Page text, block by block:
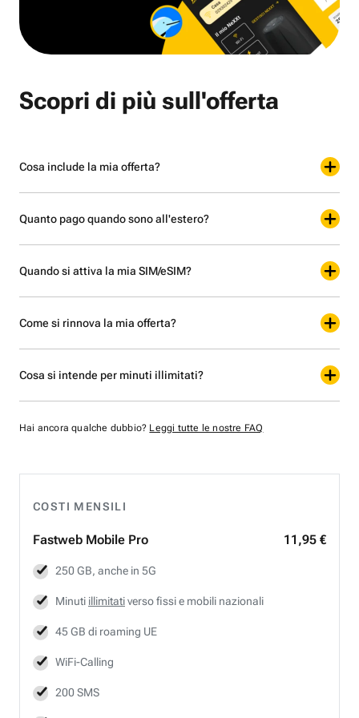
COSTI MENSILI
Fastweb Mobile Pro 11,95 €
250 GB, anche in 5G
Minuti illimitativerso fissi e mobili nazionali
45 GB di roaming UE
WiFi-Calling
200 SMS
Scopri di più sull'offerta
Cosa include la mia offerta?
Quanto pago quando sono all'estero?
Quando si attiva la mia SIM/eSIM?
Come si rinnova la mia offerta?
Cosa si intende per minuti illimitati?
Hai ancora qualche dubbio? Leggi tutte le nostre FAQ